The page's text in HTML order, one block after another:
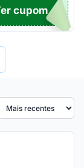
200
cupom
por